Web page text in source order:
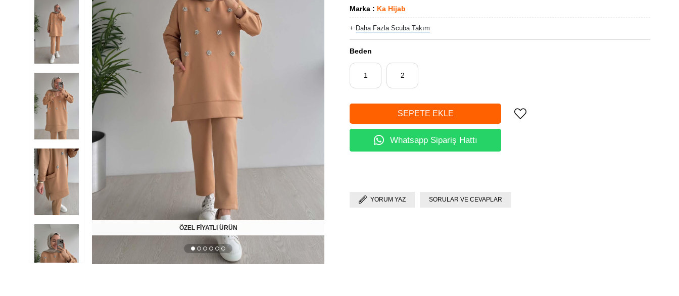
ÖZEL FİYATLI ÜRÜN
Marka : Ka Hijab
+ Daha Fazla Scuba Takım
Beden
1 2
Whatsapp Sipariş Hattı
YORUM YAZ SORULAR VE CEVAPLAR